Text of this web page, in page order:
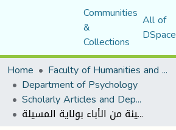
Communities
&
Collections
All of
DSpace
Home
Faculty of Humanities and Social Sciences
Department of Psychology
Scholarly Articles and Department Publications
علاقة الأنترنت بتغير قيم الأبناء نحو التربية الأسرية (التربية الجنسية أنموذجا) -دراسة ميدانية على عينة من الأباء بولاية المسيلة-